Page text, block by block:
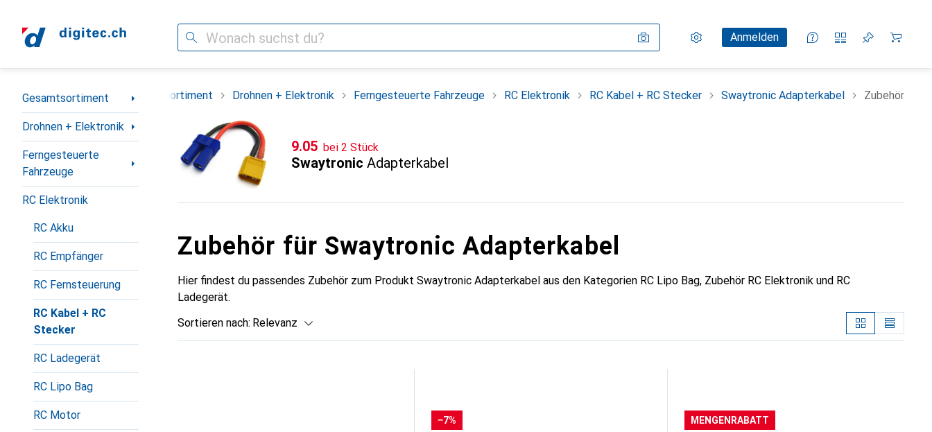
Suche Einstellungen
KundenkontoAnmelden
Vergleichslisten
Merklisten
Warenkorb
Navigation nach Kategorien
Gesamtsortiment
Drohnen + Elektronik
Ferngesteuerte
Fahrzeuge
RC Elektronik
RC Akku
RC Empfänger
RC Fernsteuerung
RC Kabel + RC
Stecker
RC Ladegerät
RC Lipo Bag
RC Motor
Gesamtsortiment Drohnen + Elektronik Ferngesteuerte Fahrzeuge RC Elektronik RC Kabel + RC Stecker Swaytronic Adapterkabel Zubehör
CHF
9.05 bei 2 Stück
Swaytronic Adapterkabel
Zubehör für Swaytronic Adapterkabel
Hier findest du passendes Zubehör zum Produkt Swaytronic Adapterkabel aus den Kategorien RC Lipo Bag, Zubehör RC Elektronik und RC
Ladegerät.
Sortieren nach: Relevanz
−7% MENGENRABATT